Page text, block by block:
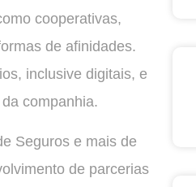
cooperativas,
de afinidades.
inclusive digitais, e
companhia.
Seguros e mais de
de parcerias